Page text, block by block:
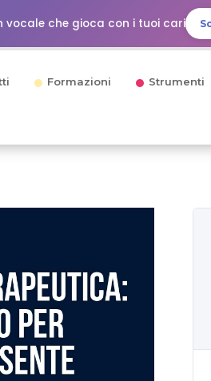
che gioca con i tuoi cari
Formazioni Strumenti